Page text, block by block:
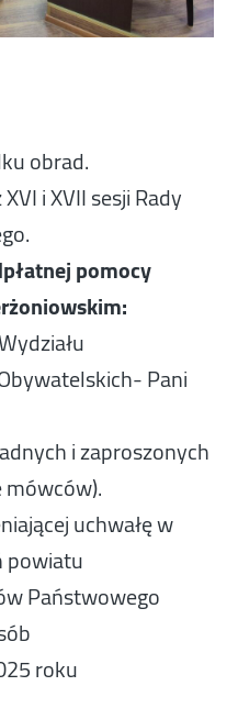
obrad.
i XVII sesji Rady
pomocy
Pani
i zaproszonych
mówców).
uchwałę w
powiatu
Państwowego
roku